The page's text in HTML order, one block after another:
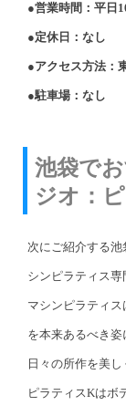
●営業時間：平日
●定休日：なし
●アクセス方法：
●駐車場：なし
池袋で
ジオ：
次にご紹介する
シンピラティス専
マシンピラティ
を本来あるべき姿
日々の所作を美
ピラティスKはボ